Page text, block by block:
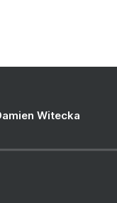
Witecka